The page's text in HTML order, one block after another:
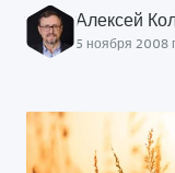
Алексей
5 ноября 2008